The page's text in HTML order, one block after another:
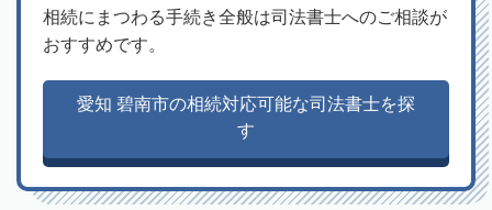
相続にまつわる手続き全般は司法書士へのご相談が
おすすめです。
愛知 碧南市の相続対応可能な司法書士を探
す